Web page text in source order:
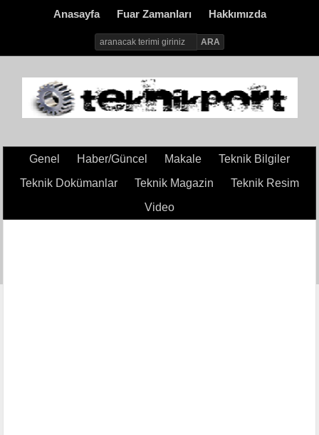
Anasayfa Fuar Zamanları Hakkımızda
Genel Haber/Güncel Makale
Teknik Bilgiler
Teknik Dokümanlar
Teknik Magazin
Teknik Resim
Video